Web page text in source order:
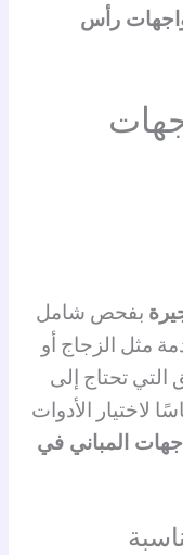
رأس
بفحص شامل
مثل الزجاج أو
التي تحتاج إلى
لاختيار الأدوات
المباني في